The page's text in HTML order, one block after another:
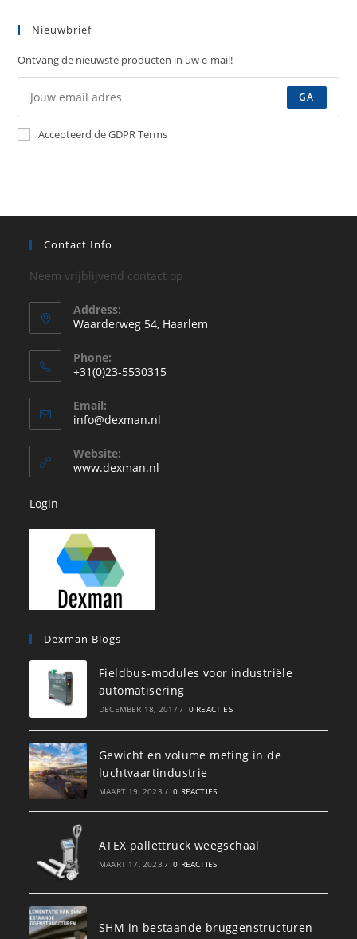
Nieuwbrief
Ontvang de nieuwste producten in uw e-mail!
GA
Accepteerd de GDPR Terms
Contact Info
Neem vrijblijvend contact op
Address:
Waarderweg 54, Haarlem
Phone:
+31(0)23-5530315
in
je
toepassing
Email:
info@dexman.nl
Website:
www.dexman.nl
Login
Dexman Blogs
Fieldbus-modules voor industriële
automatisering
DECEMBER 18, 2017 / 0 REACTIES
Gewicht en volume meting in de
luchtvaartindustrie
MAART 19, 2023 / 0 REACTIES
ATEX pallettruck weegschaal
MAART 17, 2023 / 0 REACTIES
SHM in bestaande bruggenstructuren